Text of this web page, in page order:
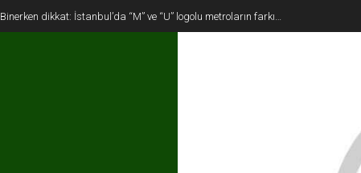
Binerken dikkat: İstanbul’da “M” ve “U” logolu metroların farkı…